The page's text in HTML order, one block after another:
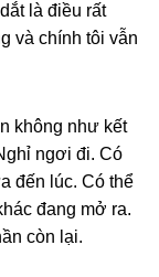
là điều rất
và chính tôi vẫn
không như kết
ngơi đi. Có
đến lúc. Có thể
đang mở ra.
còn lại.